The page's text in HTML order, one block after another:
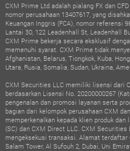
CXM Prime Ltd adalah pialang FX dan
nomor perusahaan 13407617, yang
Keuangan Inggris (FCA), nomor referensi
Lantai 30, 122 Leadenhall St, Leadenhall
CXM Prime bekerja secara eksklusif
memenuhi syarat. CXM Prime tidak
Afghanistan, Belarus, Tiongkok, Kuba,
Utara, Rusia, Somalia, Sudan, Ukraina,
CXM Securities LLC memiliki lisensi dari
berdasarkan Lisensi No. 20200000267
pengenalan dan promosi layanan serta
bagian dari kelompok perusahaan CXM
memperkenalkan kepada klien produk dan
(SC) dan CXM Direct LLC. CXM
mengeksekusi transaksi. Alamat terdaftar
Salam Tower, Al Sufouh 2, Dubai, Uni